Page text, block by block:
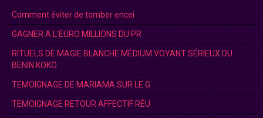
Comment éviter de tomber encei
GAGNER A L’EURO MILLIONS DU PR
RITUELS DE MAGIE BLANCHE MÉDIUM VOYANT SÉRIEUX DU
BENIN KOKO
TEMOIGNAGE DE MARIAMA SUR LE G
TEMOIGNAGE RETOUR AFFECTIF RÉU